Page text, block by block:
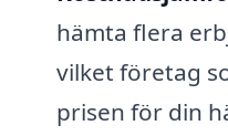
hämta flera
vilket företag
prisen för din